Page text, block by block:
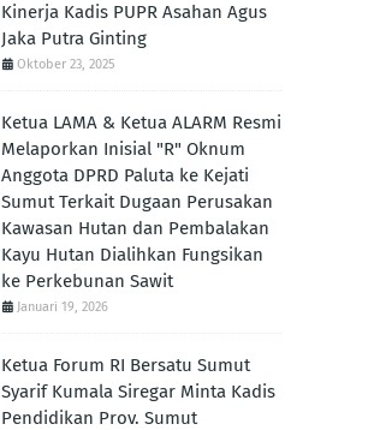
Kinerja Kadis PUPR Asahan Agus
Jaka Putra Ginting ‎
Oktober 23, 2025
Ketua LAMA & Ketua ALARM Resmi
Melaporkan Inisial "R" Oknum
Anggota DPRD Paluta ke Kejati
Sumut Terkait Dugaan Perusakan
Kawasan Hutan dan Pembalakan
Kayu Hutan Dialihkan Fungsikan
ke Perkebunan Sawit
Januari 19, 2026
Ketua Forum RI Bersatu Sumut
Syarif Kumala Siregar Minta Kadis
Pendidikan Prov. Sumut